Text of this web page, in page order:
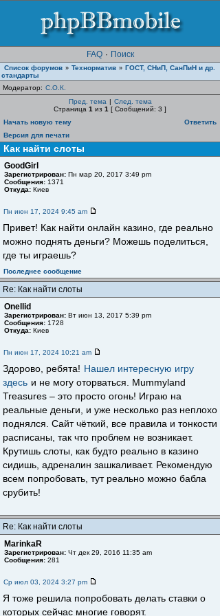
FAQ · Поиск
Список форумов » Teхнорматив » ГОСТ, СНиП, СанПиН и др.
стандарты
Модератор: С.О.К.
Пред. тема | След. тема
Страница 1 из 1 [ Сообщений: 3 ]
Начать новую тему
Ответить
Версия для печати
Как найти слоты
GoodGirl
Зарегистрирован: Пн мар 20, 2017 3:49 pm
Сообщения: 1371
Откуда: Киев
Пн июн 17, 2024 9:45 am
Привет! Как найти онлайн казино, где реально
можно поднять деньги? Можешь поделиться,
где ты играешь?
Последнее сообщение
Re: Как найти слоты
Onellid
Зарегистрирован: Вт июн 13, 2017 5:39 pm
Сообщения: 1728
Откуда: Киев
Пн июн 17, 2024 10:21 am
Здорово, ребята! Нашел интересную игру
здесь и не могу оторваться. Mummyland
Treasures – это просто огонь! Играю на
реальные деньги, и уже несколько раз неплохо
поднялся. Сайт чёткий, все правила и тонкости
расписаны, так что проблем не возникает.
Крутишь слоты, как будто реально в казино
сидишь, адреналин зашкаливает. Рекомендую
всем попробовать, тут реально можно бабла
срубить!
Re: Как найти слоты
MarinkaR
Зарегистрирован: Чт дек 29, 2016 11:35 am
Сообщения: 281
Ср июл 03, 2024 3:27 pm
Я тоже решила попробовать делать ставки о
которых сейчас многие говорят.